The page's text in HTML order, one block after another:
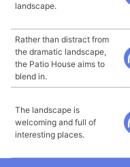
landscape.
Rather than distract from
the dramatic landscape,
the Patio House aims to
blend in.
The landscape is
welcoming and full of
interesting places.